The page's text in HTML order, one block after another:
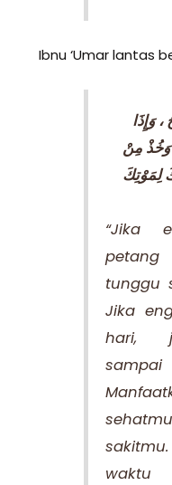
Ibnu ‘Umar lantas
وَإِذَا
وَخُذْ مِنْ
لِمَوْتِكَ
“Jika
tunggu
Jika
hari,
waktu